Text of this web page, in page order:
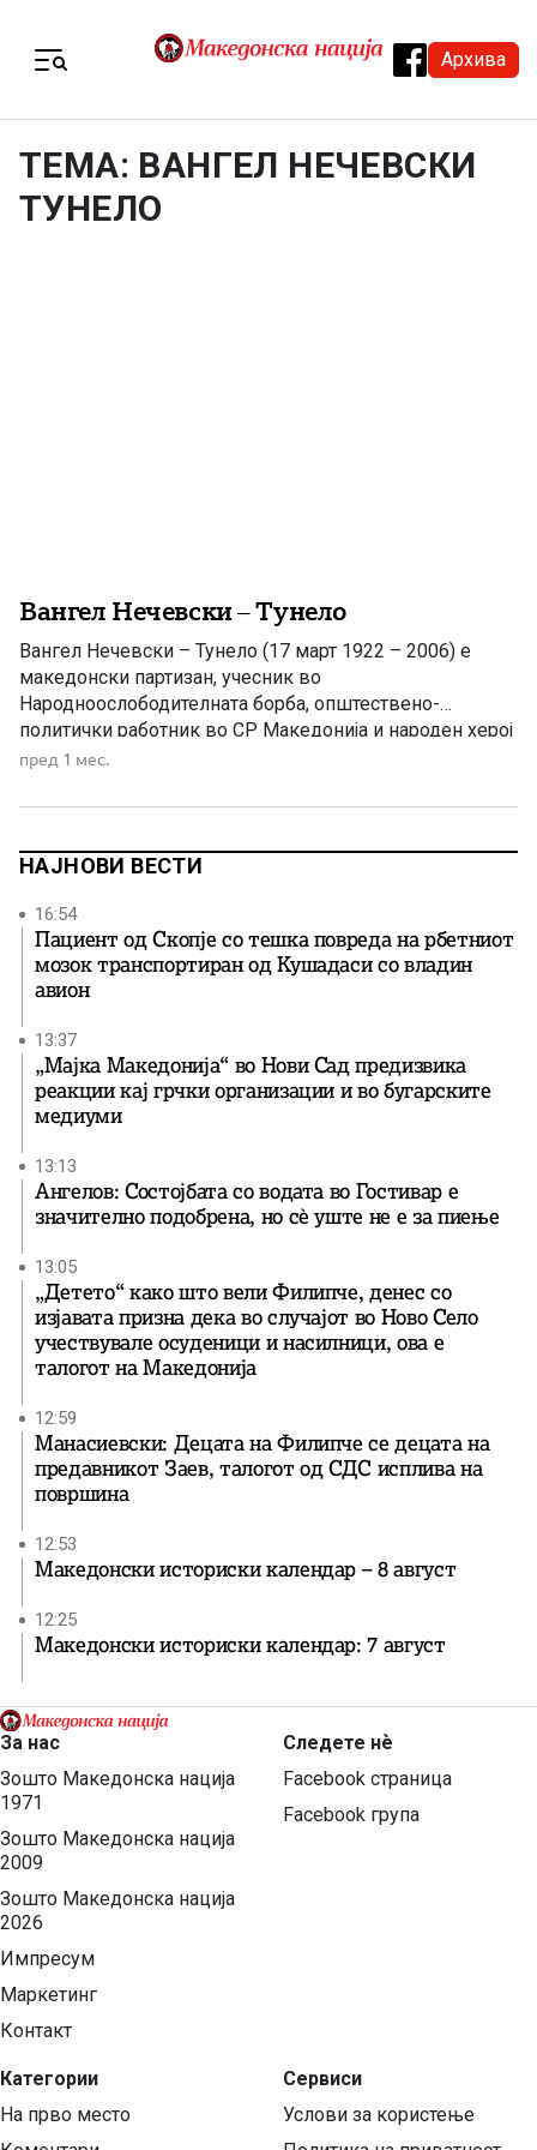
Архива
ТЕМА: ВАНГЕЛ НЕЧЕВСКИ
ТУНЕЛО
Вангел Нечевски – Тунело
Вангел Нечевски – Тунело (17 март 1922 – 2006) е
македонски партизан, учесник во
Народноослободителната борба, општествено-
политички работник во СР Македонија и народен херој
на Југославија. Роден е на 17 март 1922 година во
почувствувал товарот на тешкиот живот. По
петнаесетгодишна […]
пред 1 мес.
НАЈНОВИ ВЕСТИ
16:54
Пациент од Скопје со тешка повреда на рбетниот
мозок транспортиран од Кушадаси со владин
авион
13:37
„Мајка Македонија“ во Нови Сад предизвика
реакции кај грчки организации и во бугарските
медиуми
13:13
Ангелов: Состојбата со водата во Гостивар е
значително подобрена, но сè уште не е за пиење
13:05
„Детето“ како што вели Филипче, денес со
изјавата призна дека во случајот во Ново Село
учествувале осуденици и насилници, ова е
талогот на Македонија
12:59
Манасиевски: Децата на Филипче се децата на
предавникот Заев, талогот од СДС исплива на
површина
12:53
Македонски историски календар – 8 август
12:25
Македонски историски календар: 7 август
За нас
Зошто Македонска нација
1971
Зошто Македонска нација
2009
Зошто Македонска нација
2026
Импресум
Маркетинг
Контакт
Категории
На прво место
Следете нѐ
Facebook страница
Facebook група
Сервиси
Услови за користење